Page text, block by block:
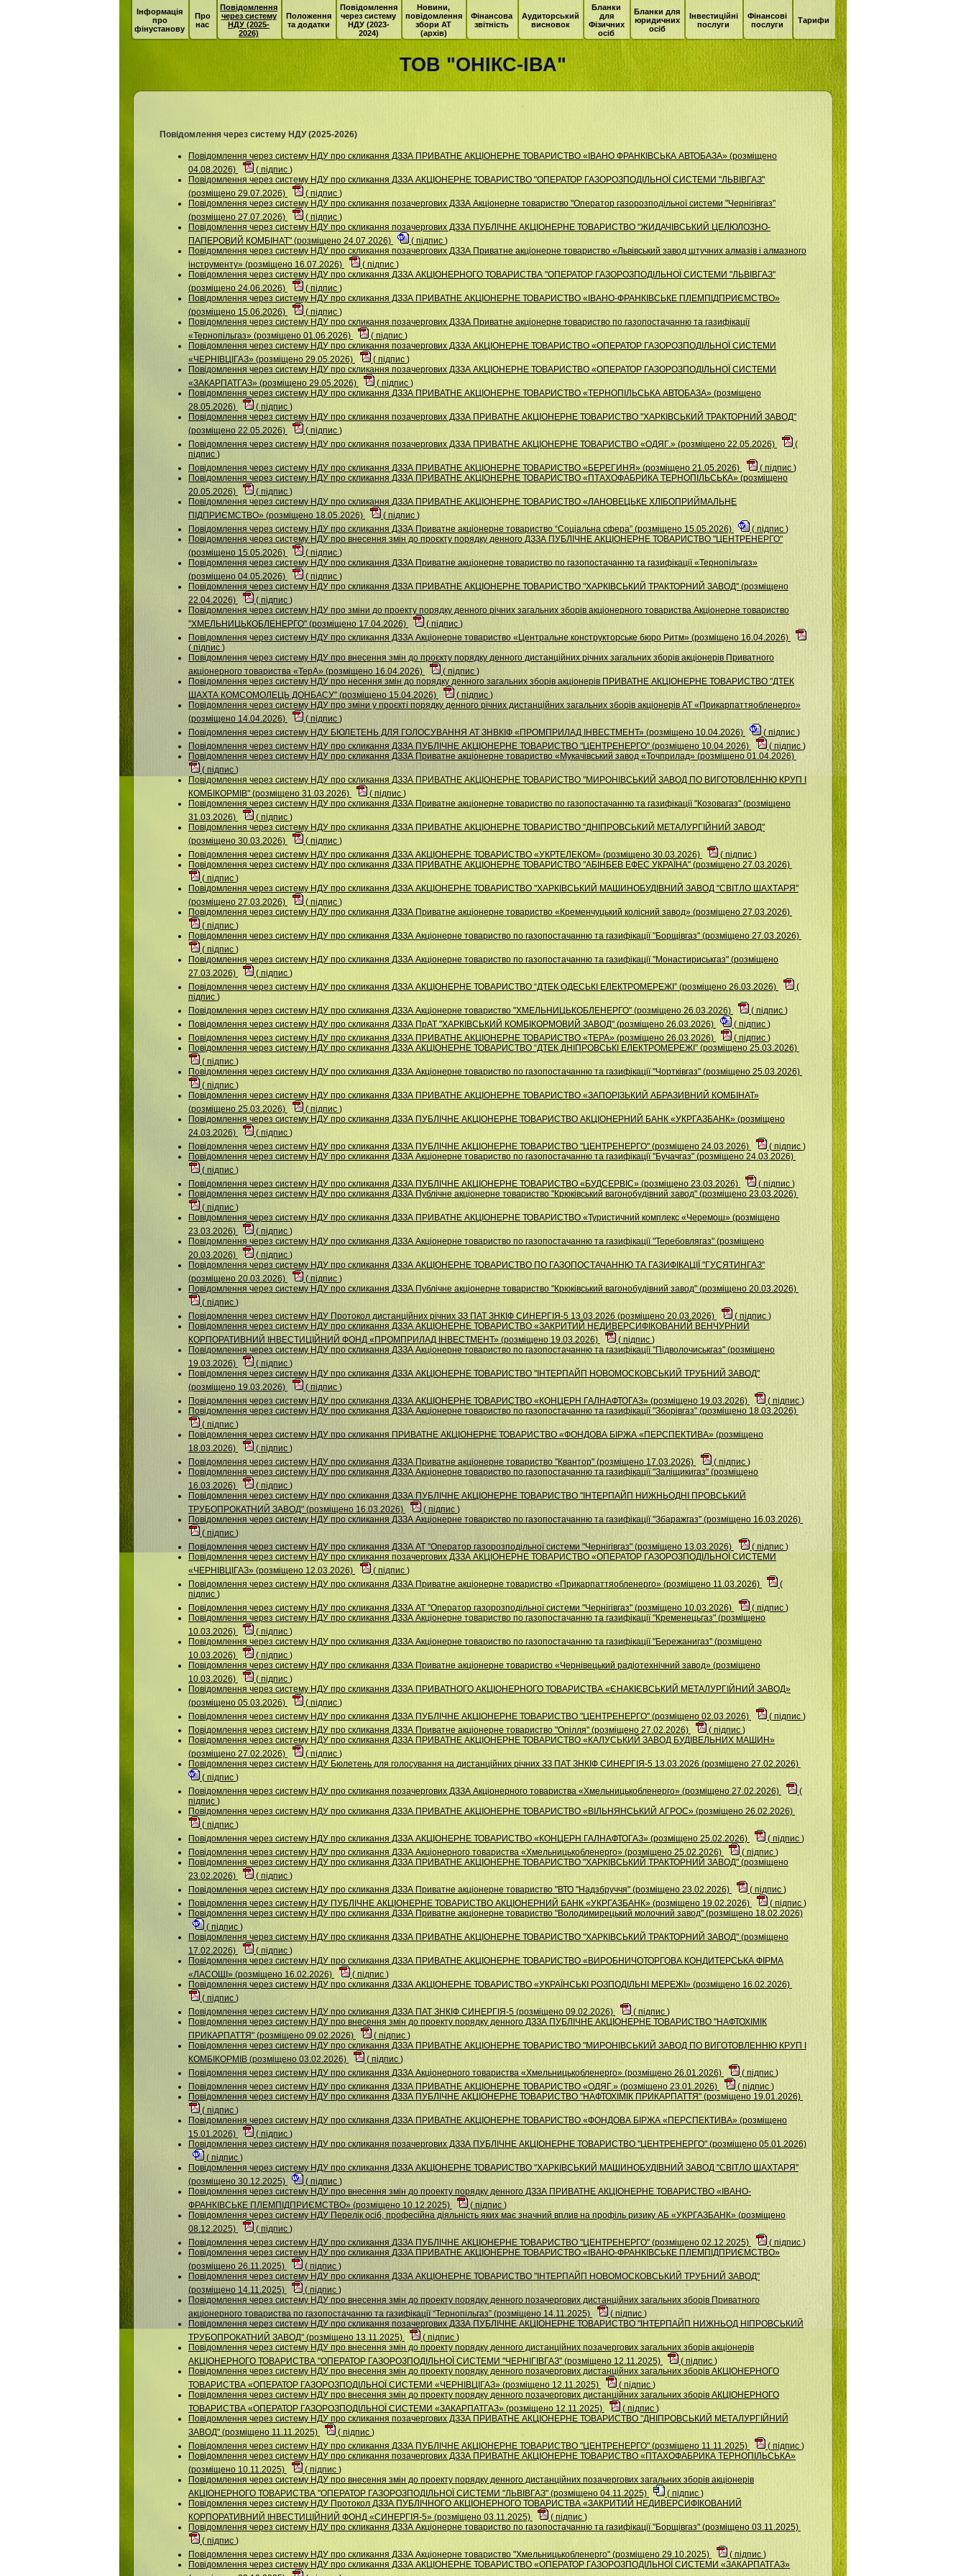
Інформація
про
фінустанову
Про
нас
Повідомлення
через систему
НДУ (2025-
2026)
Положення
та додатки
Повідомлення
через систему
НДУ (2023-
2024)
Новини,
повідомлення
збори АТ
(архів)
Фінансова
звітність
Аудиторський
висновок
Бланки
для
Фізичних
осіб
Бланки для
юридичних
осіб
Інвестиційні
послуги
Фінансові
послуги
Тарифи
ТОВ "ОНІКС-ІВА"
Повідомлення через систему НДУ (2025-2026)
Повідомлення через систему НДУ про скликання ДЗЗА ПРИВАТНЕ АКЦІОНЕРНЕ ТОВАРИСТВО «ІВАНО ФРАНКІВСЬКА АВТОБАЗА» (розміщено
04.08.2026)
( підпис )
Повідомлення через систему НДУ про скликання ДЗЗА АКЦІОНЕРНЕ ТОВАРИСТВО "ОПЕРАТОР ГАЗОРОЗПОДІЛЬНОЇ СИСТЕМИ "ЛЬВІВГАЗ"
(розміщено 29.07.2026)
( підпис )
Повідомлення через систему НДУ про скликання позачергових ДЗЗА Акціонерне товариство "Оператор газорозподільної системи "Чернігівгаз"
(розміщено 27.07.2026)
( підпис )
Повідомлення через систему НДУ про скликання позачергових ДЗЗА ПУБЛІЧНЕ АКЦІОНЕРНЕ ТОВАРИСТВО "ЖИДАЧІВСЬКИЙ ЦЕЛЮЛОЗНО-
ПАПЕРОВИЙ КОМБІНАТ" (розміщено 24.07.2026)
( підпис )
Повідомлення через систему НДУ про скликання позачергових ДЗЗА Приватне акціонерне товариство «Львівський завод штучних алмазів і алмазного
інструменту» (розміщено 16.07.2026)
( підпис )
Повідомлення через систему НДУ про скликання ДЗЗА АКЦІОНЕРНОГО ТОВАРИСТВА "ОПЕРАТОР ГАЗОРОЗПОДІЛЬНОЇ СИСТЕМИ "ЛЬВІВГАЗ"
(розміщено 24.06.2026)
( підпис )
Повідомлення через систему НДУ про скликання ДЗЗА ПРИВАТНЕ АКЦІОНЕРНЕ ТОВАРИСТВО «ІВАНО-ФРАНКІВСЬКЕ ПЛЕМПІДПРИЄМСТВО»
(розміщено 15.06.2026)
( підпис )
Повідомлення через систему НДУ про скликання позачергових ДЗЗА Приватне акціонерне товариство по газопостачанню та газифікації
«Тернопільгаз» (розміщено 01.06.2026)
( підпис )
Повідомлення через систему НДУ про скликання позачергових ДЗЗА АКЦІОНЕРНЕ ТОВАРИСТВО «ОПЕРАТОР ГАЗОРОЗПОДІЛЬНОЇ СИСТЕМИ
«ЧЕРНІВЦІГАЗ» (розміщено 29.05.2026)
( підпис )
Повідомлення через систему НДУ про скликання позачергових ДЗЗА АКЦІОНЕРНЕ ТОВАРИСТВО «ОПЕРАТОР ГАЗОРОЗПОДІЛЬНОЇ СИСТЕМИ
«ЗАКАРПАТГАЗ» (розміщено 29.05.2026)
( підпис )
Повідомлення через систему НДУ про скликання ДЗЗА ПРИВАТНЕ АКЦІОНЕРНЕ ТОВАРИСТВО «ТЕРНОПІЛЬСЬКА АВТОБАЗА» (розміщено
28.05.2026)
( підпис )
Повідомлення через систему НДУ про скликання позачергових ДЗЗА ПРИВАТНЕ АКЦIОНЕРНЕ ТОВАРИСТВО "ХАРКIВСЬКИЙ ТРАКТОРНИЙ ЗАВОД"
(розміщено 22.05.2026)
( підпис )
Повідомлення через систему НДУ про скликання позачергових ДЗЗА ПРИВАТНЕ АКЦІОНЕРНЕ ТОВАРИСТВО «ОДЯГ.» (розміщено 22.05.2026)
(
підпис )
Повідомлення через систему НДУ про скликання ДЗЗА ПРИВАТНЕ АКЦІОНЕРНЕ ТОВАРИСТВО «БЕРЕГИНЯ» (розміщено 21.05.2026)
( підпис )
Повідомлення через систему НДУ про скликання ДЗЗА ПРИВАТНЕ АКЦІОНЕРНЕ ТОВАРИСТВО «ПТАХОФАБРИКА ТЕРНОПІЛЬСЬКА» (розміщено
20.05.2026)
( підпис )
Повідомлення через систему НДУ про скликання ДЗЗА ПРИВАТНЕ АКЦІОНЕРНЕ ТОВАРИСТВО «ЛАНОВЕЦЬКЕ ХЛІБОПРИЙМАЛЬНЕ
ПІДПРИЄМСТВО» (розміщено 18.05.2026)
( підпис )
Повідомлення через систему НДУ про скликання ДЗЗА Приватне акціонерне товариство “Соціальна сфера” (розміщено 15.05.2026)
( підпис )
Повідомлення через систему НДУ про внесення змін до проєкту порядку денного ДЗЗА ПУБЛІЧНЕ АКЦІОНЕРНЕ ТОВАРИСТВО "ЦЕНТРЕНЕРГО"
(розміщено 15.05.2026)
( підпис )
Повідомлення через систему НДУ про скликання ДЗЗА Приватне акціонерне товариство по газопостачанню та газифікації «Тернопільгаз»
(розміщено 04.05.2026)
( підпис )
Повідомлення через систему НДУ про скликання ДЗЗА ПРИВАТНЕ АКЦIОНЕРНЕ ТОВАРИСТВО "ХАРКIВСЬКИЙ ТРАКТОРНИЙ ЗАВОД" (розміщено
22.04.2026)
( підпис )
Повідомлення через систему НДУ про зміни до проекту порядку денного річних загальних зборів акціонерного товариства Акціонерне товариство
"ХМЕЛЬНИЦЬКОБЛЕНЕРГО" (розміщено 17.04.2026)
( підпис )
Повідомлення через систему НДУ про скликання ДЗЗА Акціонерне товариство «Центральне конструкторське бюро Ритм» (розміщено 16.04.2026)
( підпис )
Повідомлення через систему НДУ про внесення змін до проєкту порядку денного дистанційних річних загальних зборів акціонерів Приватного
акціонерного товариства «ТерА» (розміщено 16.04.2026)
( підпис )
Повідомлення через систему НДУ про несення змін до порядку денного загальних зборів акціонерів ПРИВАТНЕ АКЦІОНЕРНЕ ТОВАРИСТВО "ДТЕК
ШАХТА КОМСОМОЛЕЦЬ ДОНБАСУ" (розміщено 15.04.2026)
( підпис )
Повідомлення через систему НДУ про зміни у проєкті порядку денного річних дистанційних загальних зборів акціонерів АТ «Прикарпаттяобленерго»
(розміщено 14.04.2026)
( підпис )
Повідомлення через систему НДУ БЮЛЕТЕНЬ ДЛЯ ГОЛОСУВАННЯ АТ ЗНВКІФ «ПРОМПРИЛАД ІНВЕСТМЕНТ» (розміщено 10.04.2026)
( підпис )
Повідомлення через систему НДУ про скликання ДЗЗА ПУБЛІЧНЕ АКЦІОНЕРНЕ ТОВАРИСТВО "ЦЕНТРЕНЕРГО" (розміщено 10.04.2026)
( підпис )
Повідомлення через систему НДУ про скликання ДЗЗА Приватне акціонерне товариство «Мукачівський завод «Точприлад» (розміщено 01.04.2026)
( підпис )
Повідомлення через систему НДУ про скликання ДЗЗА ПРИВАТНЕ АКЦІОНЕРНЕ ТОВАРИСТВО "МИРОНІВСЬКИЙ ЗАВОД ПО ВИГОТОВЛЕННЮ КРУП І
КОМБІКОРМІВ" (розміщено 31.03.2026)
( підпис )
Повідомлення через систему НДУ про скликання ДЗЗА Приватне акціонерне товариство по газопостачанню та газифікації "Козовагаз" (розміщено
31.03.2026)
( підпис )
Повідомлення через систему НДУ про скликання ДЗЗА ПРИВАТНЕ АКЦІОНЕРНЕ ТОВАРИСТВО "ДНІПРОВСЬКИЙ МЕТАЛУРГІЙНИЙ ЗАВОД"
(розміщено 30.03.2026)
( підпис )
Повідомлення через систему НДУ про скликання ДЗЗА АКЦІОНЕРНЕ ТОВАРИСТВО «УКРТЕЛЕКОМ» (розміщено 30.03.2026)
( підпис )
Повідомлення через систему НДУ про скликання ДЗЗА ПРИВАТНЕ АКЦІОНЕРНЕ ТОВАРИСТВО "АБІНБЕВ ЕФЕС УКРАЇНА" (розміщено 27.03.2026)
( підпис )
Повідомлення через систему НДУ про скликання ДЗЗА АКЦІОНЕРНЕ ТОВАРИСТВО "ХАРКІВСЬКИЙ МАШИНОБУДІВНИЙ ЗАВОД "СВІТЛО ШАХТАРЯ"
(розміщено 27.03.2026)
( підпис )
Повідомлення через систему НДУ про скликання ДЗЗА Приватне акціонерне товариство «Кременчуцький колісний завод» (розміщено 27.03.2026)
( підпис )
Повідомлення через систему НДУ про скликання ДЗЗА Акцiонерне товариство по газопостачанню та газифiкацiї "Борщiвгаз" (розміщено 27.03.2026)
( підпис )
Повідомлення через систему НДУ про скликання ДЗЗА Акціонерне товариство по газопостачанню та газифікації "Монастириськгаз" (розміщено
27.03.2026)
( підпис )
Повідомлення через систему НДУ про скликання ДЗЗА АКЦІОНЕРНЕ ТОВАРИСТВО “ДТЕК ОДЕСЬКІ ЕЛЕКТРОМЕРЕЖІ” (розміщено 26.03.2026)
(
підпис )
Повідомлення через систему НДУ про скликання ДЗЗА Акціонерне товариство "ХМЕЛЬНИЦЬКОБЛЕНЕРГО" (розміщено 26.03.2026)
( підпис )
Повідомлення через систему НДУ про скликання ДЗЗА ПрАТ "ХАРКІВСЬКИЙ КОМБІКОРМОВИЙ ЗАВОД" (розміщено 26.03.2026)
( підпис )
Повідомлення через систему НДУ про скликання ДЗЗА ПРИВАТНЕ АКЦІОНЕРНЕ ТОВАРИСТВО «ТЕРА» (розміщено 26.03.2026)
( підпис )
Повідомлення через систему НДУ про скликання ДЗЗА АКЦІОНЕРНЕ ТОВАРИСТВО “ДТЕК ДНІПРОВСЬКІ ЕЛЕКТРОМЕРЕЖІ” (розміщено 25.03.2026)
( підпис )
Повідомлення через систему НДУ про скликання ДЗЗА Акціонерне товариство по газопостачанню та газифікації "Чортківгаз" (розміщено 25.03.2026)
( підпис )
Повідомлення через систему НДУ про скликання ДЗЗА ПРИВАТНЕ АКЦІОНЕРНЕ ТОВАРИСТВО «ЗАПОРІЗЬКИЙ АБРАЗИВНИЙ КОМБІНАТ»
(розміщено 25.03.2026)
( підпис )
Повідомлення через систему НДУ про скликання ДЗЗА ПУБЛІЧНЕ АКЦІОНЕРНЕ ТОВАРИСТВО АКЦІОНЕРНИЙ БАНК «УКРГАЗБАНК» (розміщено
24.03.2026)
( підпис )
Повідомлення через систему НДУ про скликання ДЗЗА ПУБЛІЧНЕ АКЦІОНЕРНЕ ТОВАРИСТВО "ЦЕНТРЕНЕРГО" (розміщено 24.03.2026)
( підпис )
Повідомлення через систему НДУ про скликання ДЗЗА Акціонерне товариство по газопостачанню та газифікації "Бучачгаз" (розміщено 24.03.2026)
( підпис )
Повідомлення через систему НДУ про скликання ДЗЗА ПУБЛІЧНЕ АКЦІОНЕРНЕ ТОВАРИСТВО «БУДСЕРВІС» (розміщено 23.03.2026)
( підпис )
Повідомлення через систему НДУ про скликання ДЗЗА Публiчне акцiонерне товариство "Крюкiвський вагонобудiвний завод" (розміщено 23.03.2026)
( підпис )
Повідомлення через систему НДУ про скликання ДЗЗА ПРИВАТНЕ АКЦІОНЕРНЕ ТОВАРИСТВО «Туристичний комплекс «Черемош» (розміщено
23.03.2026)
( підпис )
Повідомлення через систему НДУ про скликання ДЗЗА Акціонерне товариство по газопостачанню та газифікації "Теребовлягаз" (розміщено
20.03.2026)
( підпис )
Повідомлення через систему НДУ про скликання ДЗЗА АКЦІОНЕРНЕ ТОВАРИСТВО ПО ГАЗОПОСТАЧАННЮ ТА ГАЗИФІКАЦІЇ "ГУСЯТИНГАЗ"
(розміщено 20.03.2026)
( підпис )
Повідомлення через систему НДУ про скликання ДЗЗА Публiчне акцiонерне товариство "Крюкiвський вагонобудiвний завод" (розміщено 20.03.2026)
( підпис )
Повідомлення через систему НДУ Протокол дистанційних річних ЗЗ ПАТ ЗНКІФ СИНЕРГІЯ-5 13.03.2026 (розміщено 20.03.2026)
( підпис )
Повідомлення через систему НДУ про скликання ДЗЗА АКЦІОНЕРНЕ ТОВАРИСТВО «ЗАКРИТИЙ НЕДИВЕРСИФІКОВАНИЙ ВЕНЧУРНИЙ
КОРПОРАТИВНИЙ ІНВЕСТИЦІЙНИЙ ФОНД «ПРОМПРИЛАД ІНВЕСТМЕНТ» (розміщено 19.03.2026)
( підпис )
Повідомлення через систему НДУ про скликання ДЗЗА Акціонерне товариство по газопостачанню та газифікації "Підволочиськгаз" (розміщено
19.03.2026)
( підпис )
Повідомлення через систему НДУ про скликання ДЗЗА АКЦIОНЕРНЕ ТОВАРИСТВО "IНТЕРПАЙП НОВОМОСКОВСЬКИЙ ТРУБНИЙ ЗАВОД"
(розміщено 19.03.2026)
( підпис )
Повідомлення через систему НДУ про скликання ДЗЗА АКЦІОНЕРНЕ ТОВАРИСТВО «КОНЦЕРН ГАЛНАФТОГАЗ» (розміщено 19.03.2026)
( підпис)
Повідомлення через систему НДУ про скликання ДЗЗА Акціонерне товариство по газопостачанню та газифікації "Зборівгаз" (розміщено 18.03.2026)
( підпис )
Повідомлення через систему НДУ про скликання ПРИВАТНЕ АКЦІОНЕРНЕ ТОВАРИСТВО «ФОНДОВА БІРЖА «ПЕРСПЕКТИВА» (розміщено
18.03.2026)
( підпис )
Повідомлення через систему НДУ про скликання ДЗЗА Приватне акціонерне товариство "Квантор" (розміщено 17.03.2026)
( підпис )
Повідомлення через систему НДУ про скликання ДЗЗА Акціонерне товариство по газопостачанню та газифікації "Заліщикигаз" (розміщено
16.03.2026)
( підпис )
Повідомлення через систему НДУ про скликання ДЗЗА ПУБЛІЧНЕ АКЦІОНЕРНЕ ТОВАРИСТВО "ІНТЕРПАЙП НИЖНЬОДНІ ПРОВСЬКИЙ
ТРУБОПРОКАТНИЙ ЗАВОД" (розміщено 16.03.2026)
( підпис )
Повідомлення через систему НДУ про скликання ДЗЗА Акцiонерне товариство по газопостачанню та газифiкацiї "Збаражгаз" (розміщено 16.03.2026)
( підпис )
Повідомлення через систему НДУ про скликання ДЗЗА АТ "Оператор газорозподільної системи "Чернігівгаз" (розміщено 13.03.2026)
( підпис )
Повідомлення через систему НДУ про скликання позачергових ДЗЗА АКЦІОНЕРНЕ ТОВАРИСТВО «ОПЕРАТОР ГАЗОРОЗПОДІЛЬНОЇ СИСТЕМИ
«ЧЕРНІВЦІГАЗ» (розміщено 12.03.2026)
( підпис )
Повідомлення через систему НДУ про скликання ДЗЗА Приватне акціонерне товариство «Прикарпаттяобленерго» (розміщено 11.03.2026)
(
підпис )
Повідомлення через систему НДУ про скликання ДЗЗА АТ "Оператор газорозподільної системи "Чернігівгаз" (розміщено 10.03.2026)
( підпис )
Повідомлення через систему НДУ про скликання ДЗЗА Акціонерне товариство по газопостачанню та газифікації "Кременецьгаз" (розміщено
10.03.2026)
( підпис )
Повідомлення через систему НДУ про скликання ДЗЗА Акціонерне товариство по газопостачанню та газифікації "Бережанигаз" (розміщено
10.03.2026)
( підпис )
Повідомлення через систему НДУ про скликання ДЗЗА Приватне акціонерне товариство «Чернівецький радіотехнічний завод» (розміщено
10.03.2026)
( підпис )
Повідомлення через систему НДУ про скликання ДЗЗА ПРИВАТНОГО АКЦІОНЕРНОГО ТОВАРИСТВА «ЄНАКІЄВСЬКИЙ МЕТАЛУРГІЙНИЙ ЗАВОД»
(розміщено 05.03.2026)
( підпис )
Повідомлення через систему НДУ про скликання ДЗЗА ПУБЛІЧНЕ АКЦІОНЕРНЕ ТОВАРИСТВО "ЦЕНТРЕНЕРГО" (розміщено 02.03.2026)
( підпис )
Повідомлення через систему НДУ про скликання ДЗЗА Приватне акціонерне товариство "Опілля" (розміщено 27.02.2026)
( підпис )
Повідомлення через систему НДУ про скликання ДЗЗА ПРИВАТНЕ АКЦІОНЕРНЕ ТОВАРИСТВО «КАЛУСЬКИЙ ЗАВОД БУДІВЕЛЬНИХ МАШИН»
(розміщено 27.02.2026)
( підпис )
Повідомлення через систему НДУ Бюлетень для голосування на дистанційних річних ЗЗ ПАТ ЗНКІФ СИНЕРГІЯ-5 13.03.2026 (розміщено 27.02.2026)
( підпис )
Повідомлення через систему НДУ про скликання позачергових ДЗЗА Акціонерного товариства «Хмельницькобленерго» (розміщено 27.02.2026)
(
підпис )
Повідомлення через систему НДУ про скликання ДЗЗА ПРИВАТНЕ АКЦІОНЕРНЕ ТОВАРИСТВО «ВІЛЬНЯНСЬКИЙ АГРОС» (розміщено 26.02.2026)
( підпис )
Повідомлення через систему НДУ про скликання ДЗЗА АКЦІОНЕРНЕ ТОВАРИСТВО «КОНЦЕРН ГАЛНАФТОГАЗ» (розміщено 25.02.2026)
( підпис )
Повідомлення через систему НДУ про скликання ДЗЗА Акціонерного товариства «Хмельницькобленерго» (розміщено 25.02.2026)
( підпис )
Повідомлення через систему НДУ про скликання ДЗЗА ПРИВАТНЕ АКЦIОНЕРНЕ ТОВАРИСТВО "ХАРКIВСЬКИЙ ТРАКТОРНИЙ ЗАВОД" (розміщено
23.02.2026)
( підпис )
Повідомлення через систему НДУ про скликання ДЗЗА Приватне акціонерне товариство "ВТО "Надзбруччя" (розміщено 23.02.2026)
( підпис )
Повідомлення через систему НДУ ПУБЛІЧНЕ АКЦІОНЕРНЕ ТОВАРИСТВО АКЦІОНЕРНИЙ БАНК «УКРГАЗБАНК» (розміщено 19.02.2026)
( підпис )
Повідомлення через систему НДУ про скликання ДЗЗА Приватне акціонерне товариство "Володимирецький молочний завод" (розміщено 18.02.2026)
( підпис )
Повідомлення через систему НДУ про скликання ДЗЗА ПРИВАТНЕ АКЦIОНЕРНЕ ТОВАРИСТВО "ХАРКIВСЬКИЙ ТРАКТОРНИЙ ЗАВОД" (розміщено
17.02.2026)
( підпис )
Повідомлення через систему НДУ про скликання ДЗЗА ПРИВАТНЕ АКЦІОНЕРНЕ ТОВАРИСТВО «ВИРОБНИЧОТОРГОВА КОНДИТЕРСЬКА ФІРМА
«ЛАСОЩІ» (розміщено 16.02.2026)
( підпис )
Повідомлення через систему НДУ про скликання ДЗЗА АКЦІОНЕРНЕ ТОВАРИСТВО «УКРАЇНСЬКІ РОЗПОДІЛЬНІ МЕРЕЖІ» (розміщено 16.02.2026)
( підпис )
Повідомлення через систему НДУ про скликання ДЗЗА ПАТ ЗНКІФ СИНЕРГІЯ-5 (розміщено 09.02.2026)
( підпис )
Повідомлення через систему НДУ про внесення змін до проекту порядку денного ДЗЗА ПУБЛІЧНЕ АКЦІОНЕРНЕ ТОВАРИСТВО "НАФТОХІМІК
ПРИКАРПАТТЯ" (розміщено 09.02.2026)
( підпис )
Повідомлення через систему НДУ про скликання ДЗЗА ПРИВАТНЕ АКЦІОНЕРНЕ ТОВАРИСТВО "МИРОНІВСЬКИЙ ЗАВОД ПО ВИГОТОВЛЕННЮ КРУП І
КОМБІКОРМІВ (розміщено 03.02.2026)
( підпис )
Повідомлення через систему НДУ про скликання ДЗЗА Акціонерного товариства «Хмельницькобленерго» (розміщено 26.01.2026)
( підпис )
Повідомлення через систему НДУ про скликання ДЗЗА ПРИВАТНЕ АКЦІОНЕРНЕ ТОВАРИСТВО «ОДЯГ.» (розміщено 23.01.2026)
(підпис )
Повідомлення через систему НДУ про скликання ДЗЗА ПУБЛІЧНЕ АКЦІОНЕРНЕ ТОВАРИСТВО "НАФТОХІМІК ПРИКАРПАТТЯ" (розміщено 19.01.2026)
( підпис )
Повідомлення через систему НДУ про скликання ДЗЗА ПРИВАТНЕ АКЦІОНЕРНЕ ТОВАРИСТВО «ФОНДОВА БІРЖА «ПЕРСПЕКТИВА» (розміщено
15.01.2026)
( підпис )
Повідомлення через систему НДУ про скликання позачергових ДЗЗА ПУБЛІЧНЕ АКЦІОНЕРНЕ ТОВАРИСТВО "ЦЕНТРЕНЕРГО" (розміщено 05.01.2026)
( підпис )
Повідомлення через систему НДУ про скликання ДЗЗА АКЦІОНЕРНЕ ТОВАРИСТВО "ХАРКІВСЬКИЙ МАШИНОБУДІВНИЙ ЗАВОД "СВІТЛО ШАХТАРЯ"
(розміщено 30.12.2025)
( підпис )
Повідомлення через систему НДУ про внесення змін до проекту порядку денного ДЗЗА ПРИВАТНЕ АКЦІОНЕРНЕ ТОВАРИСТВО «ІВАНО-
ФРАНКІВСЬКЕ ПЛЕМПІДПРИЄМСТВО» (розміщено 10.12.2025)
( підпис )
Повідомлення через систему НДУ Перелік осіб, професійна діяльність яких має значний вплив на профіль ризику АБ «УКРГАЗБАНК» (розміщено
08.12.2025)
( підпис )
Повідомлення через систему НДУ про скликання ДЗЗА ПУБЛІЧНЕ АКЦІОНЕРНЕ ТОВАРИСТВО "ЦЕНТРЕНЕРГО" (розміщено 02.12.2025)
(підпис )
Повідомлення через систему НДУ про скликання ДЗЗА ПРИВАТНЕ АКЦІОНЕРНЕ ТОВАРИСТВО «ІВАНО-ФРАНКІВСЬКЕ ПЛЕМПІДПРИЄМСТВО»
(розміщено 26.11.2025)
( підпис )
Повідомлення через систему НДУ про скликання ДЗЗА АКЦIОНЕРНЕ ТОВАРИСТВО "IНТЕРПАЙП НОВОМОСКОВСЬКИЙ ТРУБНИЙ ЗАВОД"
(розміщено 14.11.2025)
( підпис )
Повідомлення через систему НДУ про внесення змін до проекту порядку денного позачергових дистанційних загальних зборів Приватного
акціонерного товариства по газопостачанню та газифікації “Тернопільгаз” (розміщено 14.11.2025)
(підпис )
Повідомлення через систему НДУ про скликання позачергових ДЗЗА ПУБЛІЧНЕ АКЦІОНЕРНЕ ТОВАРИСТВО "ІНТЕРПАЙП НИЖНЬОД НІПРОВСЬКИЙ
ТРУБОПРОКАТНИЙ ЗАВОД" (розміщено 13.11.2025)
( підпис )
Повідомлення через систему НДУ про внесення змін до проекту порядку денного дистанційних позачергових загальних зборів акціонерів
АКЦІОНЕРНОГО ТОВАРИСТВА "ОПЕРАТОР ГАЗОРОЗПОДІЛЬНОЇ СИСТЕМИ "ЧЕРНІГІВГАЗ" (розміщено 12.11.2025)
( підпис )
Повідомлення через систему НДУ про внесення змін до проекту порядку денного позачергових дистанційних загальних зборів АКЦІОНЕРНОГО
ТОВАРИСТВА «ОПЕРАТОР ГАЗОРОЗПОДІЛЬНОЇ СИСТЕМИ «ЧЕРНІВЦІГАЗ» (розміщено 12.11.2025)
( підпис )
Повідомлення через систему НДУ про внесення змін до проекту порядку денного позачергових дистанційних загальних зборів АКЦІОНЕРНОГО
ТОВАРИСТВА «ОПЕРАТОР ГАЗОРОЗПОДІЛЬНОЇ СИСТЕМИ «ЗАКАРПАТГАЗ» (розміщено 12.11.2025)
( підпис )
Повідомлення через систему НДУ про скликання позачергових ДЗЗА ПРИВАТНЕ АКЦІОНЕРНЕ ТОВАРИСТВО "ДНІПРОВСЬКИЙ МЕТАЛУРГІЙНИЙ
ЗАВОД" (розміщено 11.11.2025)
( підпис )
Повідомлення через систему НДУ про скликання ДЗЗА ПУБЛІЧНЕ АКЦІОНЕРНЕ ТОВАРИСТВО "ЦЕНТРЕНЕРГО" (розміщено 11.11.2025)
( підпис )
Повідомлення через систему НДУ про скликання позачергових ДЗЗА ПРИВАТНЕ АКЦІОНЕРНЕ ТОВАРИСТВО «ПТАХОФАБРИКА ТЕРНОПІЛЬСЬКА»
(розміщено 10.11.2025)
( підпис )
Повідомлення через систему НДУ про внесення змін до проекту порядку денного дистанційних позачергових загальних зборів акціонерів
АКЦІОНЕРНОГО ТОВАРИСТВА "ОПЕРАТОР ГАЗОРОЗПОДІЛЬНОЇ СИСТЕМИ "ЛЬВІВГАЗ" (розміщено 04.11.2025)
( підпис )
Повідомлення через систему НДУ Протокол ДЗЗА ПУБЛІЧНОГО АКЦІОНЕРНОГО ТОВАРИСТВА «ЗАКРИТИЙ НЕДИВЕРСИФІКОВАНИЙ
КОРПОРАТИВНИЙ ІНВЕСТИЦІЙНИЙ ФОНД «СИНЕРГІЯ-5» (розміщено 03.11.2025)
( підпис )
Повідомлення через систему НДУ про скликання ДЗЗА Акцiонерне товариство по газопостачанню та газифiкацiї "Борщiвгаз" (розміщено 03.11.2025)
( підпис )
Повідомлення через систему НДУ про скликання ДЗЗА Акціонерне товариство "Хмельницькобленерго" (розміщено 29.10.2025)
( підпис )
Повідомлення через систему НДУ про скликання ДЗЗА АКЦІОНЕРНЕ ТОВАРИСТВО «ОПЕРАТОР ГАЗОРОЗПОДІЛЬНОЇ СИСТЕМИ «ЗАКАРПАТГАЗ»